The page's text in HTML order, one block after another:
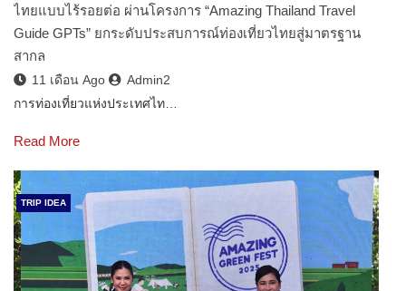
ไทยแบบไร้รอยต่อ ผ่านโครงการ “Amazing Thailand Travel
Guide GPTs” ยกระดับประสบการณ์ท่องเที่ยวไทยสู่มาตรฐาน
สากล
11 เดือน Ago
Admin2
การท่องเที่ยวแห่งประเทศไท…
Read More
TRIP IDEA